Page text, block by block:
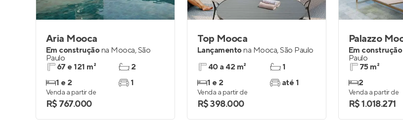
Aria Mooca
Em construçãona Mooca,São
Paulo
67 e 121 m²
1 e 2
2
1
Venda a partir de
R$ 767.000
Top Mooca
Lançamentona Mooca,São Paulo
40 a 42 m²
1 e 2
1
até 1
Venda a partir de
R$ 398.000
Palazzo
Em construção
Paulo
75 m²
2
Venda a partir de
R$ 1.018.271